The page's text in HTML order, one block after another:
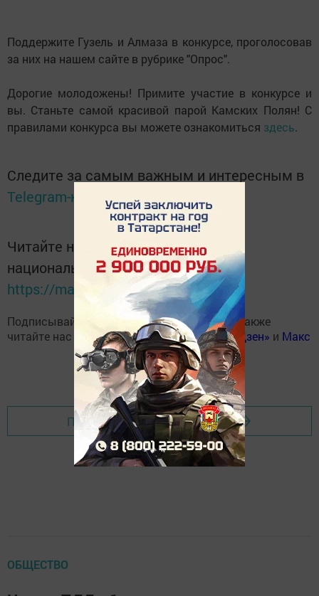
Поддержите Гузель и Алмаза в конкурсе, проголосовав
за них на нашем сайте в рубрике "Опрос".
Дорогие молодожены! Примите участие в конкурсе и
вы. Станьте самой красивой парой Камских Полян! С
правилами конкурса вы можете ознакомиться здесь.
Следите за самым важным и интересным в
Telegram-канале
Татмедиа
Читайте новости Татарстана в
национальном мессенджере MАХ:
https://max.ru/tatmedia
Подписывайтесь на нашTelegram-канал, а также
читайте нас
Вконтакте,Одноклассниках,«Дзен» и Макс
Перейти на страницу новости
ОБЩЕСТВО